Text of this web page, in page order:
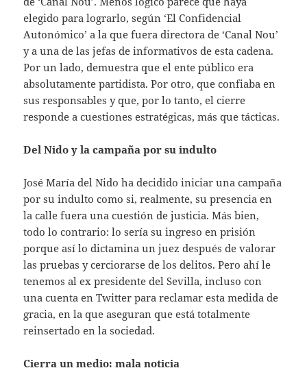
elegido para lograrlo, según ‘El Confidencial
Autonómico’ a la que fuera directora de ‘Canal Nou’
y a una de las jefas de informativos de esta cadena.
Por un lado, demuestra que el ente público era
absolutamente partidista. Por otro, que confiaba en
sus responsables y que, por lo tanto, el cierre
responde a cuestiones estratégicas, más que tácticas.
Del Nido y la campaña por su indulto
José María del Nido ha decidido iniciar una campaña
por su indulto como si, realmente, su presencia en
la calle fuera una cuestión de justicia. Más bien,
todo lo contrario: lo sería su ingreso en prisión
porque así lo dictamina un juez después de valorar
las pruebas y cerciorarse de los delitos. Pero ahí le
tenemos al ex presidente del Sevilla, incluso con
una cuenta en Twitter para reclamar esta medida de
gracia, en la que aseguran que está totalmente
reinsertado en la sociedad.
Cierra un medio: mala noticia